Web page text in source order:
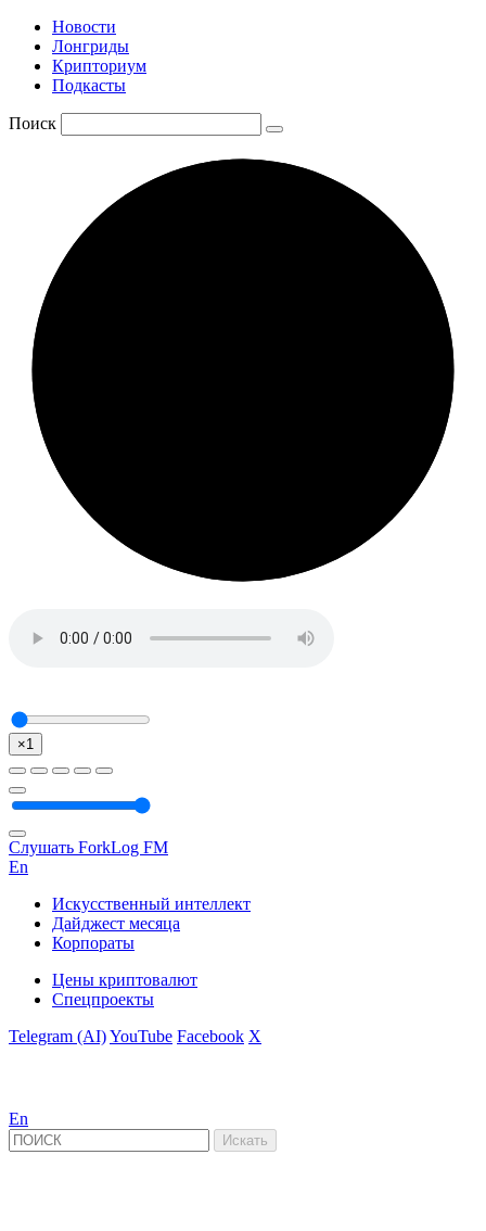
Новости
Лонгриды
Крипториум
Подкасты
Поиск
×1
Слушать ForkLog FM
En
Искусственный интеллект
Дайджест месяца
Корпораты
Цены криптовалют
Спецпроекты
Telegram (AI)YouTube Facebook X
En